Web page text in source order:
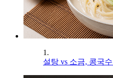
1.
설탕 vs 소금, 콩국